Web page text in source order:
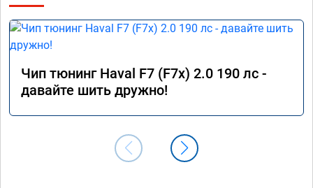
Чип тюнинг Haval F7 (F7x) 2.0 190 лс -
давайте шить дружно!